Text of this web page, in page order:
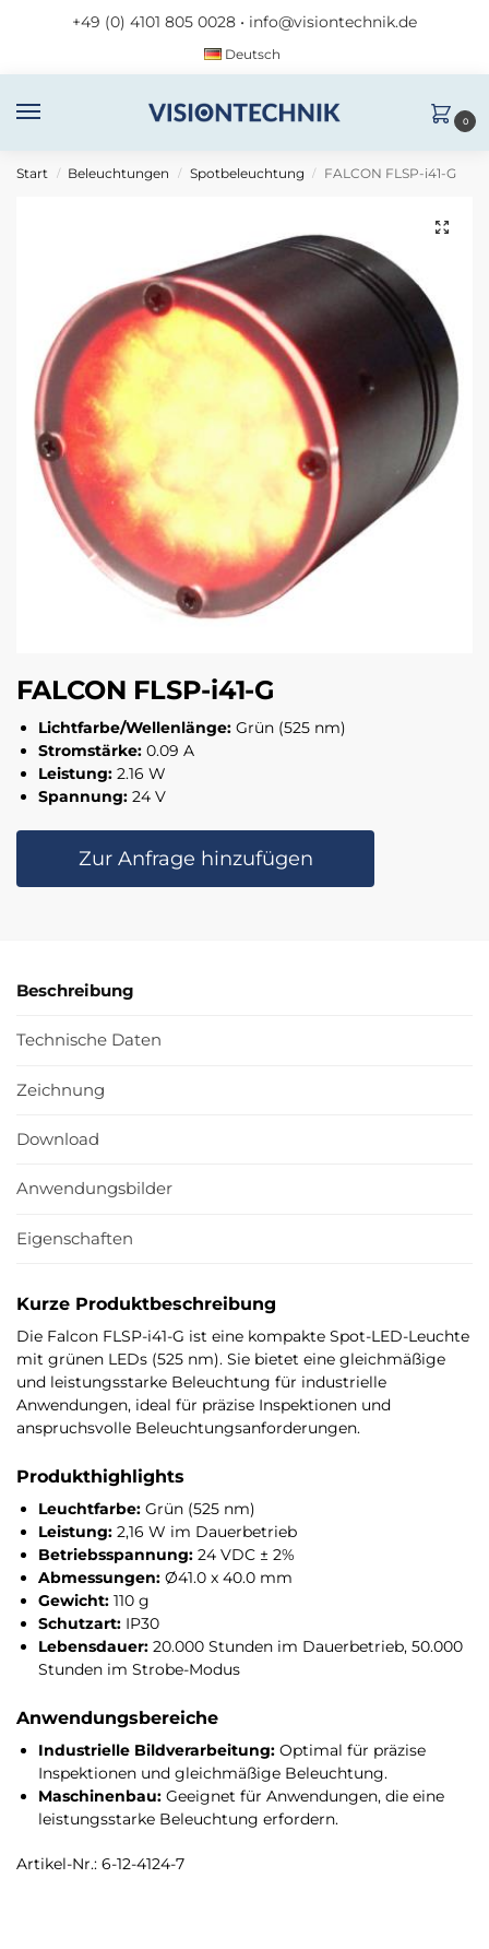
+49 (0) 4101 805 0028 • info@visiontechnik.de
Deutsch
0
Start / Beleuchtungen / Spotbeleuchtung / FALCON FLSP-i41-G
FALCON FLSP-i41-G
Lichtfarbe/Wellenlänge: Grün (525 nm)
Stromstärke: 0.09 A
Leistung: 2.16 W
Spannung: 24 V
Zur Anfrage hinzufügen
Beschreibung
Technische Daten
Zeichnung
Download
Anwendungsbilder
Eigenschaften
Kurze Produktbeschreibung
Die Falcon FLSP-i41-G ist eine kompakte Spot-LED-Leuchte
mit grünen LEDs (525 nm). Sie bietet eine gleichmäßige
und leistungsstarke Beleuchtung für industrielle
Anwendungen, ideal für präzise Inspektionen und
anspruchsvolle Beleuchtungsanforderungen.
Produkthighlights
Leuchtfarbe: Grün (525 nm)
Leistung: 2,16 W im Dauerbetrieb
Betriebsspannung: 24 VDC ± 2%
Abmessungen: Ø41.0 x 40.0 mm
Gewicht: 110 g
Schutzart: IP30
Lebensdauer: 20.000 Stunden im Dauerbetrieb, 50.000
Stunden im Strobe-Modus
Anwendungsbereiche
Industrielle Bildverarbeitung: Optimal für präzise
Inspektionen und gleichmäßige Beleuchtung.
Maschinenbau: Geeignet für Anwendungen, die eine
leistungsstarke Beleuchtung erfordern.
Artikel-Nr.: 6-12-4124-7